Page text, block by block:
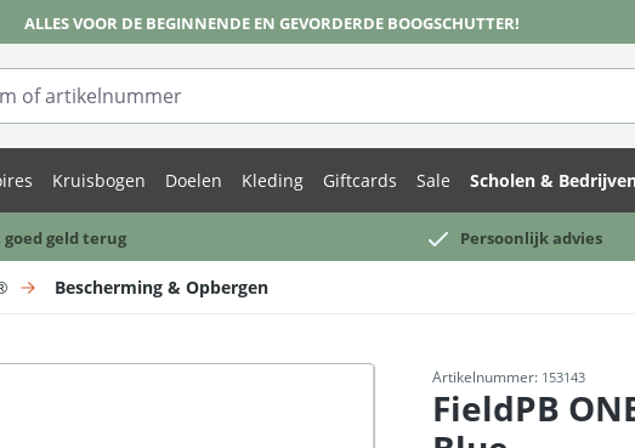
ALLES VOOR DE BEGINNENDE EN GEVORDERDE BOOGSCHUTTER!
Kruisbogen Doelen Kleding Giftcards Sale Scholen &
geld terug Persoonlijk advies
Bescherming & Opbergen
Artikelnummer: 153143
FieldPB